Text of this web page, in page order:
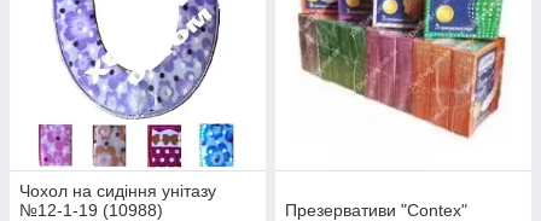
Чохол на сидіння унітазу
№12-1-19 (10988)
Презервативи "Contex"